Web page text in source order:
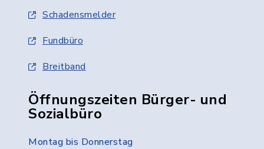
Schadensmelder
Fundbüro
Breitband
Öffnungszeiten Bürger- und
Sozialbüro
Montag bis Donnerstag